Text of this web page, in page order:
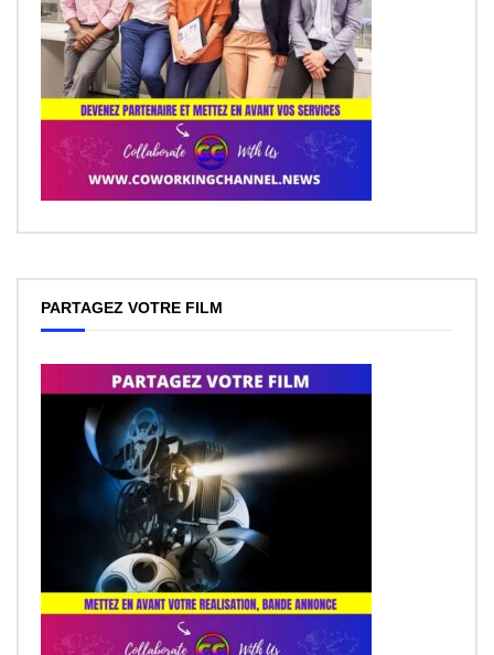
PARTAGEZ VOTRE FILM